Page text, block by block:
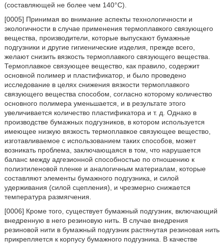
(составляющей не более чем 140°C).
[0005] Принимая во внимание аспекты технологичности и
экологичности в случае применения термоплавкого связующего
вещества, производители, которые выпускают бумажные
подгузники и другие гигиенические изделия, прежде всего,
желают снизить вязкость термоплавкого связующего вещества.
Термоплавкое связующее вещество, как правило, содержит
основной полимер и пластификатор, и было проведено
исследование в целях снижения вязкости термоплавкого
связующего вещества способом, согласно которому количество
основного полимера уменьшается, и в результате этого
увеличивается количество пластификатора и т. д. Однако в
производстве бумажных подгузников, в котором используется
имеющее низкую вязкость термоплавкое связующее вещество,
изготавливаемое с использованием таких способов, может
возникать проблема, заключающаяся в том, что нарушается
баланс между адгезионной способностью по отношению к
полиэтиленовой пленке и аналогичным материалам, которые
составляют элементы бумажного подгузника, и силой
удерживания (силой сцепления), и чрезмерно снижается
температура размягчения.
[0006] Кроме того, существует бумажный подгузник, включающий
внедренную в него резиновую нить. В случае внедрения
резиновой нити в бумажный подгузник растянутая резиновая нить
прикрепляется к корпусу бумажного подгузника. В качестве